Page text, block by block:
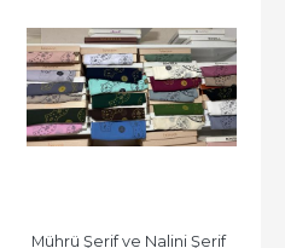
Mührü Şerif ve Nalini Şerif